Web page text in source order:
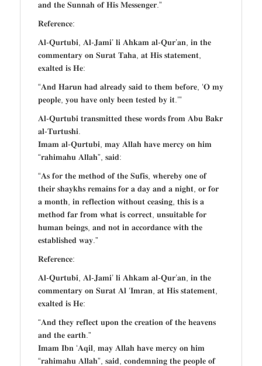
𝐚𝐧𝐝 𝐭𝐡𝐞 𝐒𝐮𝐧𝐧𝐚𝐡 𝐨𝐟 𝐇𝐢𝐬 𝐌𝐞𝐬𝐬𝐞𝐧𝐠𝐞𝐫.”
𝐑𝐞𝐟𝐞𝐫𝐞𝐧𝐜𝐞:
𝐀𝐥-𝐐𝐮𝐫𝐭𝐮𝐛𝐢, 𝐀𝐥-𝐉𝐚𝐦𝐢’ 𝐥𝐢 𝐀𝐡𝐤𝐚𝐦 𝐚𝐥-𝐐𝐮𝐫’𝐚𝐧, 𝐢𝐧 𝐭𝐡𝐞
𝐜𝐨𝐦𝐦𝐞𝐧𝐭𝐚𝐫𝐲 𝐨𝐧 𝐒𝐮𝐫𝐚𝐭 𝐓𝐚𝐡𝐚, 𝐚𝐭 𝐇𝐢𝐬 𝐬𝐭𝐚𝐭𝐞𝐦𝐞𝐧𝐭,
𝐞𝐱𝐚𝐥𝐭𝐞𝐝 𝐢𝐬 𝐇𝐞:
“𝐀𝐧𝐝 𝐇𝐚𝐫𝐮𝐧 𝐡𝐚𝐝 𝐚𝐥𝐫𝐞𝐚𝐝𝐲 𝐬𝐚𝐢𝐝 𝐭𝐨 𝐭𝐡𝐞𝐦 𝐛𝐞𝐟𝐨𝐫𝐞, ‘𝐎 𝐦𝐲
𝐩𝐞𝐨𝐩𝐥𝐞, 𝐲𝐨𝐮 𝐡𝐚𝐯𝐞 𝐨𝐧𝐥𝐲 𝐛𝐞𝐞𝐧 𝐭𝐞𝐬𝐭𝐞𝐝 𝐛𝐲 𝐢𝐭.’”
𝐀𝐥-𝐐𝐮𝐫𝐭𝐮𝐛𝐢 𝐭𝐫𝐚𝐧𝐬𝐦𝐢𝐭𝐭𝐞𝐝 𝐭𝐡𝐞𝐬𝐞 𝐰𝐨𝐫𝐝𝐬 𝐟𝐫𝐨𝐦 𝐀𝐛𝐮 𝐁𝐚𝐤𝐫
𝐚𝐥-𝐓𝐮𝐫𝐭𝐮𝐬𝐡𝐢.
𝐈𝐦𝐚𝐦 𝐚𝐥-𝐐𝐮𝐫𝐭𝐮𝐛𝐢, 𝐦𝐚𝐲 𝐀𝐥𝐥𝐚𝐡 𝐡𝐚𝐯𝐞 𝐦𝐞𝐫𝐜𝐲 𝐨𝐧 𝐡𝐢𝐦
“𝐫𝐚𝐡𝐢𝐦𝐚𝐡𝐮 𝐀𝐥𝐥𝐚𝐡”, 𝐬𝐚𝐢𝐝:
“𝐀𝐬 𝐟𝐨𝐫 𝐭𝐡𝐞 𝐦𝐞𝐭𝐡𝐨𝐝 𝐨𝐟 𝐭𝐡𝐞 𝐒𝐮𝐟𝐢𝐬, 𝐰𝐡𝐞𝐫𝐞𝐛𝐲 𝐨𝐧𝐞 𝐨𝐟
𝐭𝐡𝐞𝐢𝐫 𝐬𝐡𝐚𝐲𝐤𝐡𝐬 𝐫𝐞𝐦𝐚𝐢𝐧𝐬 𝐟𝐨𝐫 𝐚 𝐝𝐚𝐲 𝐚𝐧𝐝 𝐚 𝐧𝐢𝐠𝐡𝐭, 𝐨𝐫 𝐟𝐨𝐫
𝐚 𝐦𝐨𝐧𝐭𝐡, 𝐢𝐧 𝐫𝐞𝐟𝐥𝐞𝐜𝐭𝐢𝐨𝐧 𝐰𝐢𝐭𝐡𝐨𝐮𝐭 𝐜𝐞𝐚𝐬𝐢𝐧𝐠, 𝐭𝐡𝐢𝐬 𝐢𝐬 𝐚
𝐦𝐞𝐭𝐡𝐨𝐝 𝐟𝐚𝐫 𝐟𝐫𝐨𝐦 𝐰𝐡𝐚𝐭 𝐢𝐬 𝐜𝐨𝐫𝐫𝐞𝐜𝐭, 𝐮𝐧𝐬𝐮𝐢𝐭𝐚𝐛𝐥𝐞 𝐟𝐨𝐫
𝐡𝐮𝐦𝐚𝐧 𝐛𝐞𝐢𝐧𝐠𝐬, 𝐚𝐧𝐝 𝐧𝐨𝐭 𝐢𝐧 𝐚𝐜𝐜𝐨𝐫𝐝𝐚𝐧𝐜𝐞 𝐰𝐢𝐭𝐡 𝐭𝐡𝐞
𝐞𝐬𝐭𝐚𝐛𝐥𝐢𝐬𝐡𝐞𝐝 𝐰𝐚𝐲.”
𝐑𝐞𝐟𝐞𝐫𝐞𝐧𝐜𝐞:
𝐀𝐥-𝐐𝐮𝐫𝐭𝐮𝐛𝐢, 𝐀𝐥-𝐉𝐚𝐦𝐢’ 𝐥𝐢 𝐀𝐡𝐤𝐚𝐦 𝐚𝐥-𝐐𝐮𝐫’𝐚𝐧, 𝐢𝐧 𝐭𝐡𝐞
𝐜𝐨𝐦𝐦𝐞𝐧𝐭𝐚𝐫𝐲 𝐨𝐧 𝐒𝐮𝐫𝐚𝐭 𝐀𝐥 ‘𝐈𝐦𝐫𝐚𝐧, 𝐚𝐭 𝐇𝐢𝐬 𝐬𝐭𝐚𝐭𝐞𝐦𝐞𝐧𝐭,
𝐞𝐱𝐚𝐥𝐭𝐞𝐝 𝐢𝐬 𝐇𝐞:
“𝐀𝐧𝐝 𝐭𝐡𝐞𝐲 𝐫𝐞𝐟𝐥𝐞𝐜𝐭 𝐮𝐩𝐨𝐧 𝐭𝐡𝐞 𝐜𝐫𝐞𝐚𝐭𝐢𝐨𝐧 𝐨𝐟 𝐭𝐡𝐞 𝐡𝐞𝐚𝐯𝐞𝐧𝐬
𝐚𝐧𝐝 𝐭𝐡𝐞 𝐞𝐚𝐫𝐭𝐡.”
𝐈𝐦𝐚𝐦 𝐈𝐛𝐧 ‘𝐀𝐪𝐢𝐥, 𝐦𝐚𝐲 𝐀𝐥𝐥𝐚𝐡 𝐡𝐚𝐯𝐞 𝐦𝐞𝐫𝐜𝐲 𝐨𝐧 𝐡𝐢𝐦
“𝐫𝐚𝐡𝐢𝐦𝐚𝐡𝐮 𝐀𝐥𝐥𝐚𝐡”, 𝐬𝐚𝐢𝐝, 𝐜𝐨𝐧𝐝𝐞𝐦𝐧𝐢𝐧𝐠 𝐭𝐡𝐞 𝐩𝐞𝐨𝐩𝐥𝐞 𝐨𝐟